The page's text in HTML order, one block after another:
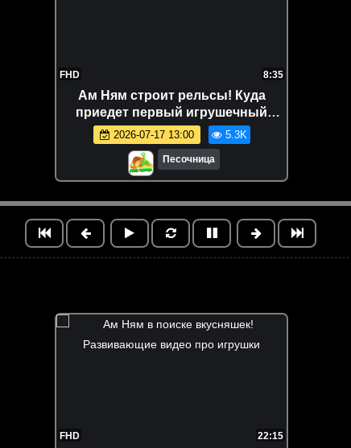
FHD 8:35
Ам Ням строит рельсы! Куда
приедет первый игрушечный
поезд?
2026-07-17 13:00 5.3K
Песочница
FHD 22:15